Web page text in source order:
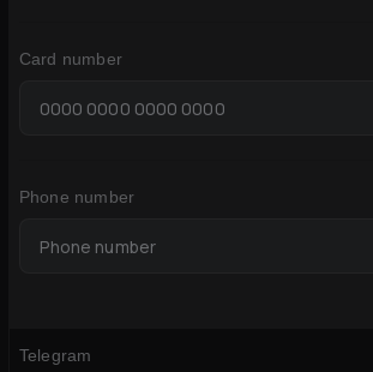
Card number
Phone number
Telegram